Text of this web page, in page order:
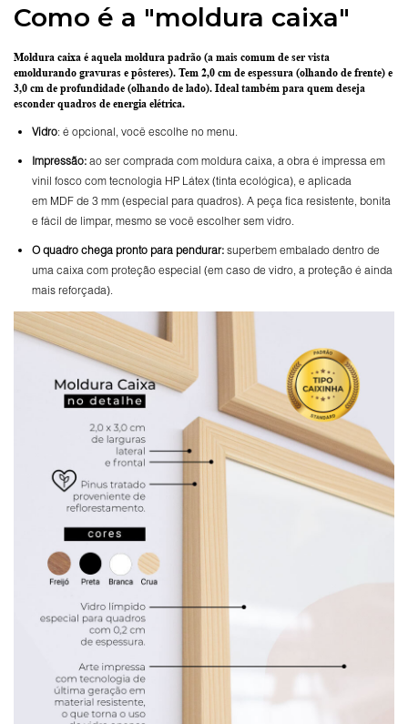
Como é a "moldura caixa"
Moldura caixa é aquela moldura padrão (a mais comum de ser vista
emoldurando gravuras e pôsteres). Tem 2,0 cm de espessura (olhando de frente) e
3,0 cm de profundidade (olhando de lado). Ideal também para quem deseja
esconder quadros de energia elétrica.
Vidro: é opcional, você escolhe no menu.
Impressão: ao ser comprada com moldura caixa, a obra é impressa em
vinil fosco com tecnologia HP Látex (tinta ecológica), e aplicada
em MDF de 3 mm (especial para quadros). A peça fica resistente, bonita
e fácil de limpar, mesmo se você escolher sem vidro.
Oquadro chega pronto para pendurar: superbem embalado dentro de
uma caixa com proteção especial (em caso de vidro, a proteção é ainda
mais reforçada).